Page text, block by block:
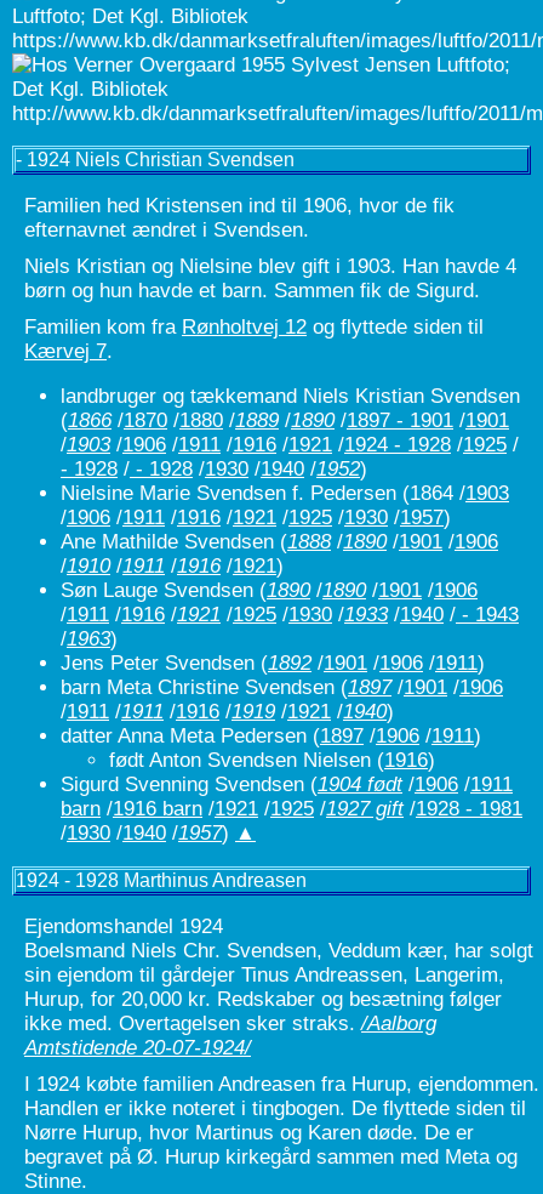
- 1924 Niels Christian Svendsen
Familien hed Kristensen ind til 1906, hvor de fik
efternavnet ændret i Svendsen.
Niels Kristian og Nielsine blev gift i 1903. Han havde 4
børn og hun havde et barn. Sammen fik de Sigurd.
Familien kom fra Rønholtvej 12 og flyttede siden til
Kærvej 7.
landbruger og tækkemand Niels Kristian Svendsen
(1866/1870 /1880 /1889 /1890/1897 - 1901 /1901
/1903/1906 /1911 /1916 /1921 /1924 - 1928 /1925 /
- 1928 / - 1928 /1930 /1940 /1952)
Nielsine Marie Svendsen f. Pedersen (1864 /1903
/1906 /1911 /1916 /1921 /1925 /1930 /1957)
Ane Mathilde Svendsen (1888/1890/1901 /1906
/1910/1911 /1916/1921)
Søn Lauge Svendsen (1890/1890/1901 /1906
/1911 /1916 /1921 /1925 /1930 /1933/1940 / - 1943
/1963)
Jens Peter Svendsen (1892/1901 /1906 /1911)
barn Meta Christine Svendsen (1897/1901 /1906
/1911 /1911 /1916 /1919 /1921 /1940)
datter Anna Meta Pedersen (1897 /1906 /1911)
født Anton Svendsen Nielsen (1916)
Sigurd Svenning Svendsen (1904 født/1906 /1911
barn /1916 barn /1921 /1925 /1927 gift/1928 - 1981
/1930 /1940 /1957) ▲
1924 - 1928 Marthinus Andreasen
Ejendomshandel 1924
Boelsmand Niels Chr. Svendsen, Veddum kær, har solgt
sin ejendom til gårdejer Tinus Andreassen, Langerim,
Hurup, for 20,000 kr. Redskaber og besætning følger
ikke med. Overtagelsen sker straks./Aalborg
Amtstidende 20-07-1924/
I 1924 købte familien Andreasen fra Hurup, ejendommen.
Handlen er ikke noteret i tingbogen. De flyttede siden til
Nørre Hurup, hvor Martinus og Karen døde. De er
begravet på Ø. Hurup kirkegård sammen med Meta og
Stinne.